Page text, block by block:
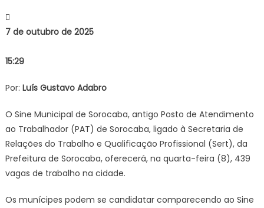
feira
(8)
–
7 de outubro de 2025
15:29
Por: Luís Gustavo Adabro
O Sine Municipal de Sorocaba, antigo Posto de Atendimento
ao Trabalhador (PAT) de Sorocaba, ligado à Secretaria de
Relações do Trabalho e Qualificação Profissional (Sert), da
Prefeitura de Sorocaba, oferecerá, na quarta-feira (8), 439
vagas de trabalho na cidade.
Os munícipes podem se candidatar comparecendo ao Sine